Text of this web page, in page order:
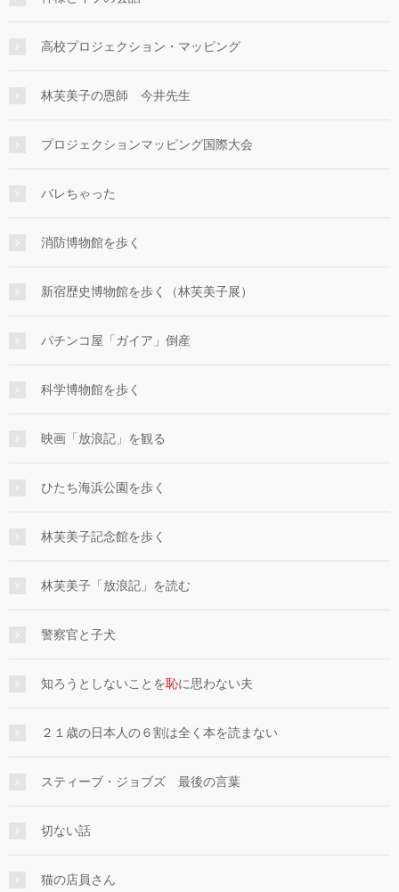
高校プロジェクション・マッピング
林芙美子の恩師 今井先生
プロジェクションマッピング国際大会
バレちゃった
消防博物館を歩く
新宿歴史博物館を歩く（林芙美子展）
パチンコ屋「ガイア」倒産
科学博物館を歩く
映画「放浪記」を観る
ひたち海浜公園を歩く
林芙美子記念館を歩く
林芙美子「放浪記」を読む
警察官と子犬
知ろうとしないことを恥に思わない夫
２１歳の日本人の６割は全く本を読まない
スティーブ・ジョブズ 最後の言葉
切ない話
猫の店員さん